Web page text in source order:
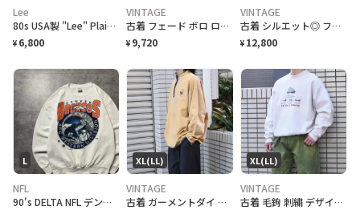
Lee
80s USA製 "Lee" Plain Raglan Sweat リー ラグランスウェット [XL]
¥ 6,800
VINTAGE
古着 フェード ボロ ロンＴ スウェット マルチボーダー ボーダー
¥ 9,720
VINTAGE
古着 シルエット◎ フェード ボロ 切り替え スウェット トレーナー ピンク
¥ 12,800
L
NFL
90's DELTA NFL デンバーブロンコス プリント ホワイト スウェット
XL(LL)
VINTAGE
古着 ガーメントダイ フェード スーベニア スウェット ハーフジップ 刺繍
XL(LL)
VINTAGE
古着 毛鉤 刺繍 デザインスウェット アイボリー スウェット トレーナー